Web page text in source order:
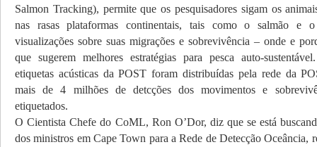
Salmon Tracking), permite que os pesquisadores sigam os
nas rasas plataformas continentais, tais como o salmão e
visualizações sobre suas migrações e sobrevivência – onde e
que sugerem melhores estratégias para pesca auto-
etiquetas acústicas da POST foram distribuídas pela rede da
mais de 4 milhões de detcções dos movimentos e
etiquetados.
O Cientista Chefe do CoML, Ron O’Dor, diz que se está
dos ministros em Cape Town para a Rede de Detecção Oceância,